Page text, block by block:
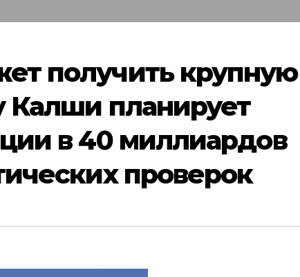
получить крупную
Калши планирует
в 40 миллиардов
проверок